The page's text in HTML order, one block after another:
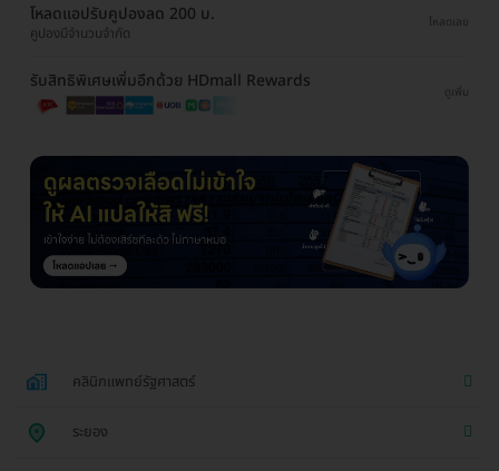
โหลดแอปรับคูปองลด 200 บ.
คูปองมีจำนวนจำกัด
โหลดเลย
รับสิทธิพิเศษเพิ่มอีกด้วย HDmall Rewards
ดูเพิ่ม
คลินิกแพทย์รัฐศาสตร์
ระยอง